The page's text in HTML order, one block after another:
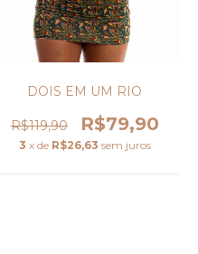
DOIS EM UM RIO
R$119,90 R$79,90
3 x de R$26,63 sem juros